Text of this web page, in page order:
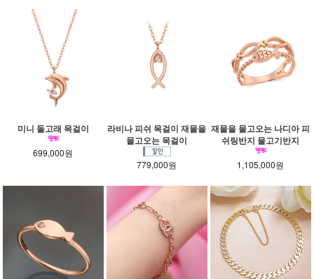
미니 돌고래 목걸이
699,000원
라비나 피쉬 목걸이 재물을
몰고오는 목걸이
779,000원
재물을 물고오는 나디아 피
쉬링반지 물고기반지
1,105,000원